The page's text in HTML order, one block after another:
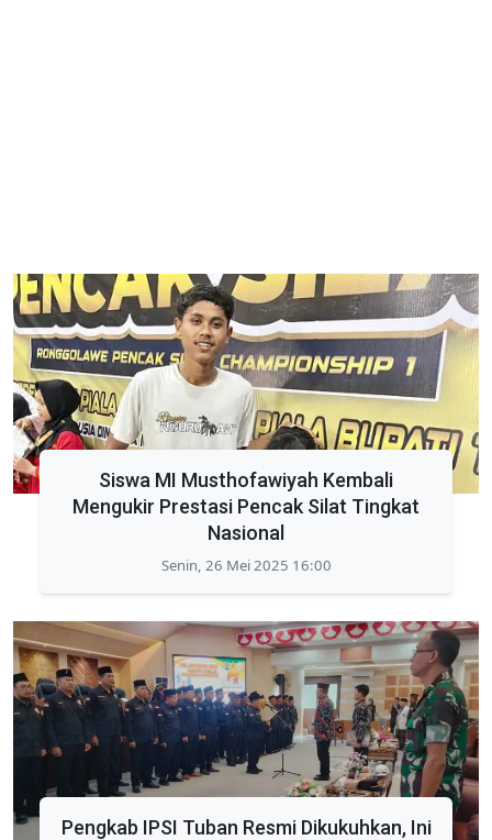
Siswa MI Musthofawiyah Kembali
Mengukir Prestasi Pencak Silat Tingkat
Nasional
Senin, 26 Mei 2025 16:00
Pengkab IPSI Tuban Resmi Dikukuhkan, Ini